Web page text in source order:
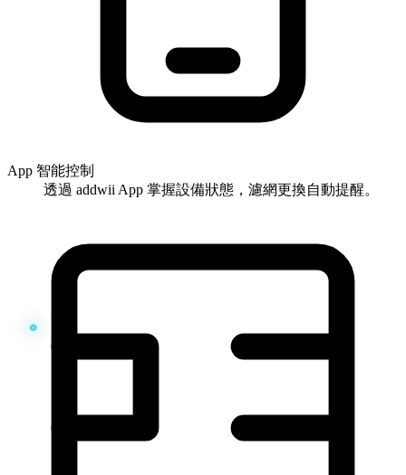
App 智能控制
透過 addwii App 掌握設備狀態，濾網更換自動提醒。